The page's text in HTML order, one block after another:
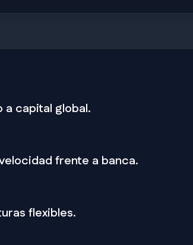
a capital global.
frente a banca.
flexibles.